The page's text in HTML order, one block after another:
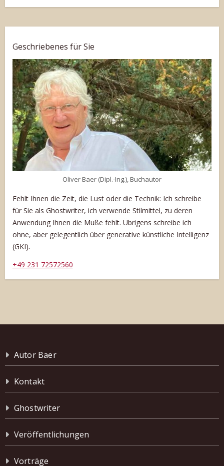
Geschriebenes für Sie
Oliver Baer (Dipl.-Ing.), Buchautor
Fehlt Ihnen die Zeit, die Lust oder die Technik: Ich schreibe
für Sie als Ghostwriter, ich verwende Stilmittel, zu deren
Anwendung Ihnen die Muße fehlt. Übrigens schreibe ich
ohne, aber gelegentlich über generative künstliche Intelligenz
(GKI).
+49 231 72572560
Autor Baer
Kontakt
Ghostwriter
Veröffentlichungen
Vorträge